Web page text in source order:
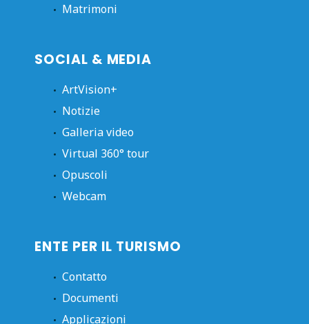
Matrimoni
SOCIAL & MEDIA
ArtVision+
Notizie
Galleria video
Virtual 360° tour
Opuscoli
Webcam
ENTE PER IL TURISMO
Contatto
Documenti
Applicazioni